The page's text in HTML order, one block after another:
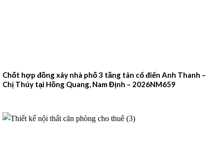
Chốt hợp đồng xây nhà phố 3 tầng tân cổ điển Anh Thanh –
Chị Thúy tại Hồng Quang, Nam Định – 2026NM659